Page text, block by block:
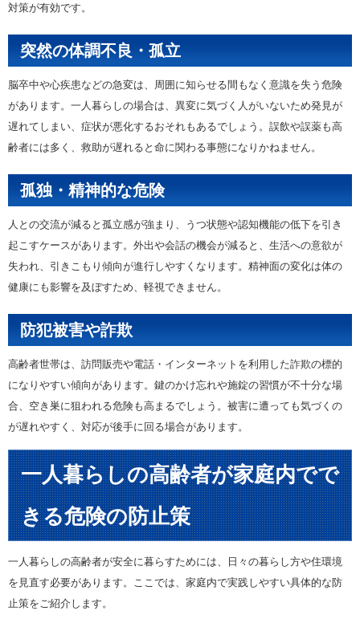
対策が有効です。
突然の体調不良・孤立
脳卒中や心疾患などの急変は、周囲に知らせる間もなく意識を失う危険
があります。一人暮らしの場合は、異変に気づく人がいないため発見が
遅れてしまい、症状が悪化するおそれもあるでしょう。誤飲や誤薬も高
齢者には多く、救助が遅れると命に関わる事態になりかねません。
孤独・精神的な危険
人との交流が減ると孤立感が強まり、うつ状態や認知機能の低下を引き
起こすケースがあります。外出や会話の機会が減ると、生活への意欲が
失われ、引きこもり傾向が進行しやすくなります。精神面の変化は体の
健康にも影響を及ぼすため、軽視できません。
防犯被害や詐欺
高齢者世帯は、訪問販売や電話・インターネットを利用した詐欺の標的
になりやすい傾向があります。鍵のかけ忘れや施錠の習慣が不十分な場
合、空き巣に狙われる危険も高まるでしょう。被害に遭っても気づくの
が遅れやすく、対応が後手に回る場合があります。
一人暮らしの高齢者が家庭内でで
きる危険の防止策
一人暮らしの高齢者が安全に暮らすためには、日々の暮らし方や住環境
を見直す必要があります。ここでは、家庭内で実践しやすい具体的な防
止策をご紹介します。